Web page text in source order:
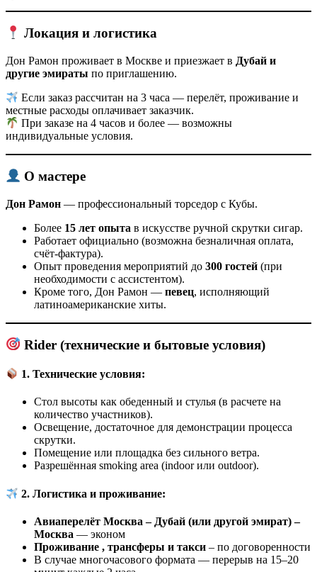
Локация и логистика
Дон Рамон проживает в Москве и приезжает в Дубай и
другие эмираты по приглашению.
Если заказ рассчитан на 3 часа — перелёт, проживание и
местные расходы оплачивает заказчик.
При заказе на 4 часов и более — возможны
индивидуальные условия.
О мастере
Дон Рамон — профессиональный торседор с Кубы.
Более 15 лет опыта в искусстве ручной скрутки сигар.
Работает официально (возможна безналичная оплата,
счёт-фактура).
Опыт проведения мероприятий до 300 гостей (при
необходимости с ассистентом).
Кроме того, Дон Рамон — певец, исполняющий
латиноамериканские хиты.
Rider (технические и бытовые условия)
1. Технические условия:
Стол высоты как обеденный и стулья (в расчете на
количество участников).
Освещение, достаточное для демонстрации процесса
скрутки.
Помещение или площадка без сильного ветра.
Разрешённая smoking area (indoor или outdoor).
2. Логистика и проживание:
Авиаперелёт Москва – Дубай (или другой эмират) –
Москва — эконом
Проживание , трансферы и такси – по договоренности
В случае многочасового формата — перерыв на 15–20